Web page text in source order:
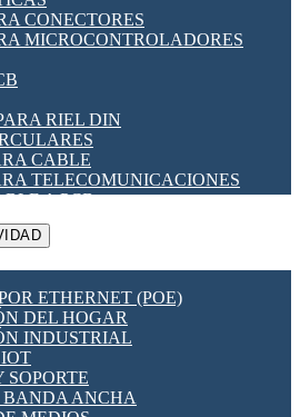
PANEL
DE CARRERA
Y TC'S DE CORRIENTE
PASO
LÓGICO PROGRAMABLES
DE HORARIO
[VDF]
INTERRUPTORES
CONECTORES
MICROCONTROLADORES
RIEL DIN
CABLE
TELECOMUNICACIONES
A PCB
A CABLE
REED
ETHERNET (POE)
DEL HOGAR
INDUSTRIAL
ANCHA